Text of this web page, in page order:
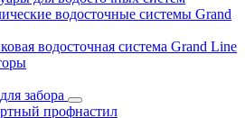
водосточные системы Grand
водосточная система Grand Line
забора
профнастил